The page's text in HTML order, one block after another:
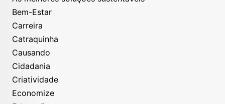
Bem-Estar
Carreira
Catraquinha
Causando
Cidadania
Criatividade
Economize